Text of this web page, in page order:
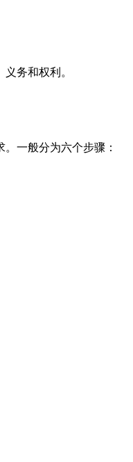
务和权利。
一般分为六个步骤：